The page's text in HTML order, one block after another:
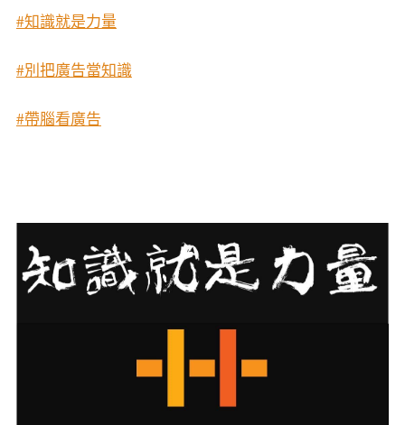
#知識就是力量
#別把廣告當知識
#帶腦看廣告